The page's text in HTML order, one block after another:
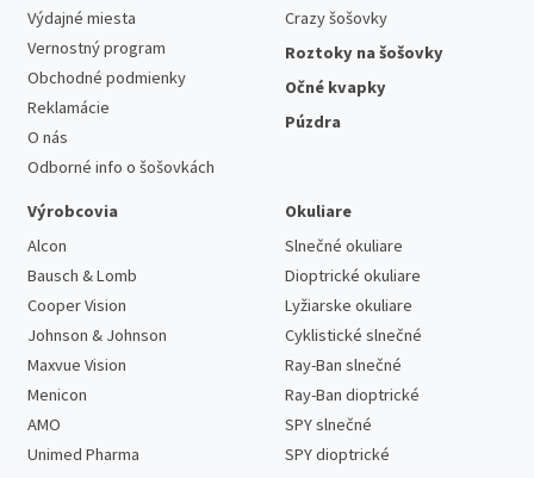
Výdajné miesta
Vernostný program
Obchodné podmienky
Reklamácie
O nás
Odborné info o šošovkách
Crazy šošovky
Roztoky na šošovky
Očné kvapky
Púzdra
Výrobcovia
Alcon
Bausch & Lomb
Cooper Vision
Johnson & Johnson
Maxvue Vision
Menicon
AMO
Unimed Pharma
Okuliare
Slnečné okuliare
Dioptrické okuliare
Lyžiarske okuliare
Cyklistické slnečné
Ray-Ban slnečné
Ray-Ban dioptrické
SPY slnečné
SPY dioptrické